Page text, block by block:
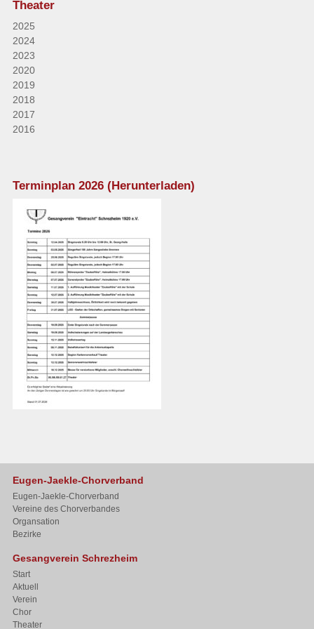
Theater
2025
2024
2023
2020
2019
2018
2017
2016
Terminplan 2026 (Herunterladen)
Eugen-Jaekle-Chorverband
Eugen-Jaekle-Chorverband
Vereine des Chorverbandes
Organsation
Bezirke
Gesangverein Schrezheim
Start
Aktuell
Verein
Chor
Theater